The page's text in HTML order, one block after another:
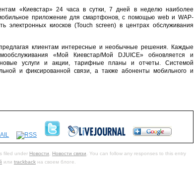
«Киевстар» 24 часа в сутки, 7 дней в неделю наиболее
приложение для смартфонов, с помощью web и WAP-
электронных киосков (Touch screen) в центрах обслуживания
клиентам интересные и необычные решения. Каждые
«Мой Киевстар/Мой DJUICE» обновляется и
услуги и акции, тарифные планы и отчеты. Системой
и фиксированной связи, а также абоненты мобильного и
filed under Новости, Новости связи. You can follow any responses to this entry
или trackback на своем блоге.